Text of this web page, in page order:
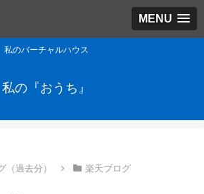
MENU
私のバーチャルハウス
私の『おうち』
（過去分） 楽天ブログ